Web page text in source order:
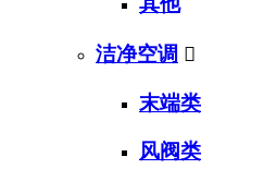
洁净空调 
末端类
风阀类